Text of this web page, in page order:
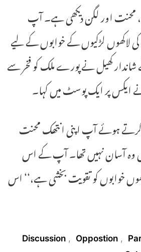
اور لگن دیکھی ہے۔ آپ
لاکھوں لڑکیوں کے خوابوں کے لیے
کھیل نے پورے ملک کو فخر سے
نے ایکس پر ایک پوسٹ میں کہا۔
کرتے ہوئے آپ اپنی انتھک محنت
وہ آسان نہیں تھا۔ آپ کے اس
خوابوں کو تقویت بخشی ہے،‘‘ اس
Discussion , Oppostion ,